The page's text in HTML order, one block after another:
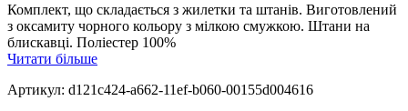
Комплект, що складається з жилетки та штанів. Виготовлений
з оксамиту чорного кольору з мілкою смужкою. Штани на
блискавці. Поліестер 100%
Читати більше
Артикул: d121c424-a662-11ef-b060-00155d004616